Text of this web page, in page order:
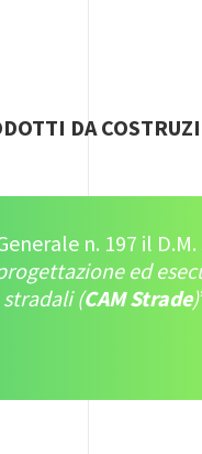
DA
n. 197 il D.M.
ed
(CAM Strade)